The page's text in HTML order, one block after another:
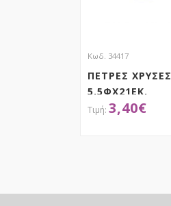
Κωδ. 34417
ΠΕΤΡΕΣ ΧΡΥΣΕΣ
5.5ΦΧ21ΕΚ.
3,40€